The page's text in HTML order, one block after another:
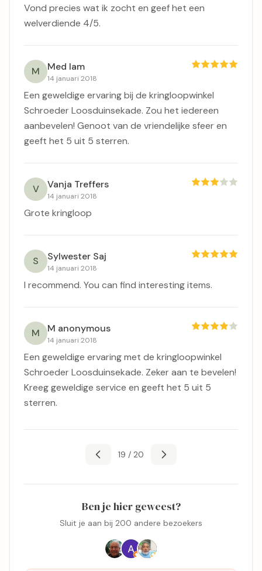
Vond precies wat ik zocht en geef het een
welverdiende 4/5.
M Med lam
14 januari 2018
Een geweldige ervaring bij de kringloopwinkel
Schroeder Loosduinsekade. Zou het iedereen
aanbevelen! Genoot van de vriendelijke sfeer en
geeft het 5 uit 5 sterren.
V Vanja Treffers
14 januari 2018
Grote kringloop
S Sylwester Saj
14 januari 2018
I recommend. You can find interesting items.
M M anonymous
14 januari 2018
Een geweldige ervaring met de kringloopwinkel
Schroeder Loosduinsekade. Zeker aan te bevelen!
Kreeg geweldige service en geeft het 5 uit 5
sterren.
19 / 20
Ben je hier geweest?
Sluit je aan bij 200 andere bezoekers